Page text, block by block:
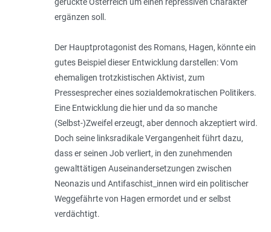
ergänzen soll.
Der Hauptprotagonist des Romans, Hagen, könnte ein
gutes Beispiel dieser Entwicklung darstellen: Vom
ehemaligen trotzkistischen Aktivist, zum
Pressesprecher eines sozial­demokratischen Politikers.
Eine Entwicklung die hier und da so manche
(Selbst-)Zweifel erzeugt, aber dennoch akzeptiert wird.
Doch seine linksradikale Vergangenheit führt dazu,
dass er seinen Job verliert, in den zunehmenden
gewalttätigen Auseinandersetzungen zwischen
Neonazis und Antifaschist_innen wird ein politischer
Weg­gefährte von Hagen ermordet und er selbst
verdächtigt.